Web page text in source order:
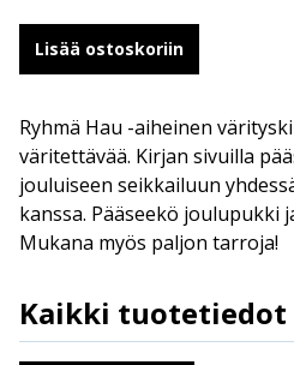
Lisää ostoskoriin
Ryhmä Hau -aiheinen
väritettävää. Kirjan sivuilla
jouluiseen seikkailuun
kanssa. Pääseekö joulupukki
Mukana myös paljon tarroja!
Kaikki tuotetiedot
ISBN